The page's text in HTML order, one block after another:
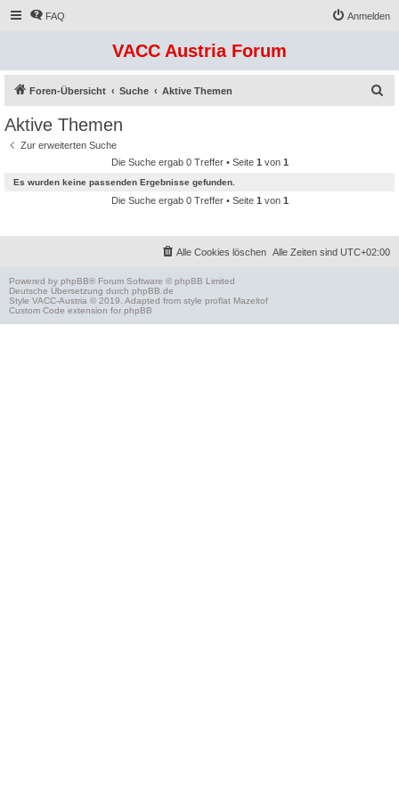
FAQ Anmelden
VACC Austria Forum
Foren-Übersicht Suche Aktive Themen
Aktive Themen
Zur erweiterten Suche
Die Suche ergab 0 Treffer • Seite 1 von 1
Es wurden keine passenden Ergebnisse gefunden.
Die Suche ergab 0 Treffer • Seite 1 von 1
Alle Zeiten sind UTC+02:00
Alle Cookies löschen
Powered by phpBB® Forum Software © phpBB Limited
Deutsche Übersetzung durch phpBB.de
Style VACC-Austria © 2019. Adapted from style proflat Mazeltof
Custom Code extension for phpBB